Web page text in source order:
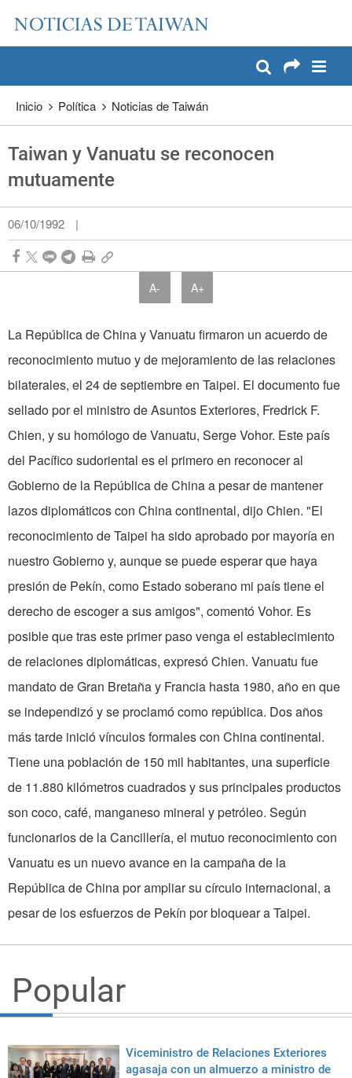
Pase a contenido principal
Inicio Política Noticias de Taiwán
Taiwan y Vanuatu se reconocen
mutuamente
06/10/1992 |
A- A+
La República de China y Vanuatu firmaron un acuerdo de
reconocimiento mutuo y de mejoramiento de las relaciones
bilaterales, el 24 de septiembre en Taipei. El documento fue
sellado por el ministro de Asuntos Exteriores, Fredrick F.
Chien, y su homólogo de Vanuatu, Serge Vohor. Este país
del Pacífico sudoriental es el primero en reconocer al
Gobierno de la República de China a pesar de mantener
lazos diplomáticos con China continental, dijo Chien. "El
reconocimiento de Taipei ha sido aprobado por mayoría en
nuestro Gobierno y, aunque se puede esperar que haya
presión de Pekín, como Estado soberano mi país tiene el
derecho de escoger a sus amigos", comentó Vohor. Es
posible que tras este primer paso venga el establecimiento
de relaciones diplomáticas, expresó Chien. Vanuatu fue
mandato de Gran Bretaña y Francia hasta 1980, año en que
se independizó y se proclamó como república. Dos años
más tarde inició vínculos formales con China continental.
Tiene una población de 150 mil habitantes, una superficie
de 11.880 kilómetros cuadrados y sus principales productos
son coco, café, manganeso mineral y petróleo. Según
funcionarios de la Cancillería, el mutuo reconocimiento con
Vanuatu es un nuevo avance en la campaña de la
República de China por ampliar su círculo inter­nacional, a
pesar de los esfuerzos de Pekín por bloquear a Taipei.
Popular
Viceministro de Relaciones Exteriores
agasaja con un almuerzo a ministro de